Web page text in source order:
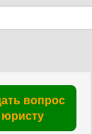
вопрос
юристу